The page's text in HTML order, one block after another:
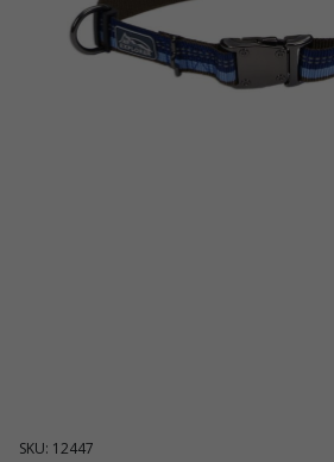
SKU: 12447